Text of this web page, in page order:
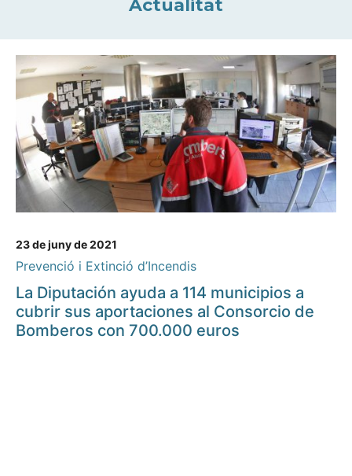
Actualitat
23 de juny de 2021
Prevenció i Extinció d’Incendis
La Diputación ayuda a 114 municipios a
cubrir sus aportaciones al Consorcio de
Bomberos con 700.000 euros